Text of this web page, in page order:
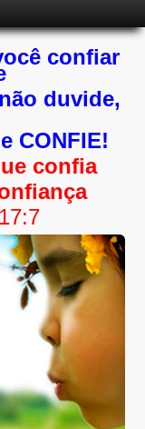
confiar
duvide,
CONFIE!
confia